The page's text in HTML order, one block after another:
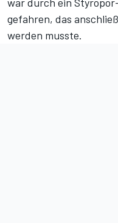
gefahren, das
werden musste.